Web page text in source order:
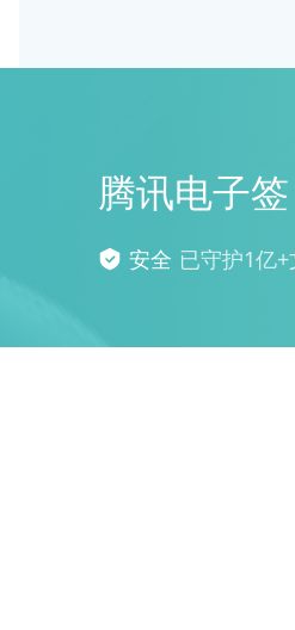
腾讯电子签
安全 已守护1亿